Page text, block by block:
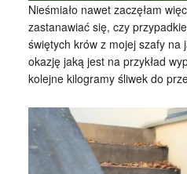
Nieśmiało nawet zaczęłam
zastanawiać się, czy
świętych krów z mojej szafy na
okazję jaką jest na przykład
kolejne kilogramy śliwek do